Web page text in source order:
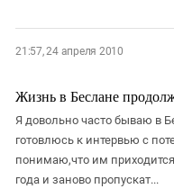
21:57, 24 апреля 2010
Жизнь в Беслане
Я довольно часто бываю в
готовлюсь к интервью с
понимаю,что им
года и заново пропускат...